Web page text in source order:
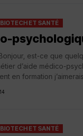
ET SANTÉ
est-ce que
d’aide médico-
en formation
ET SANTÉ